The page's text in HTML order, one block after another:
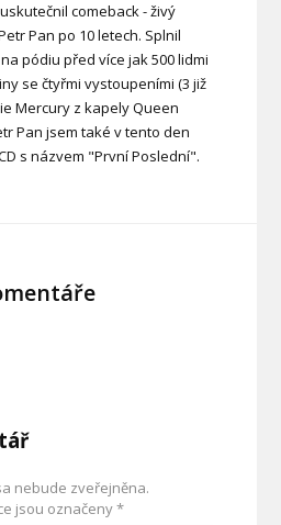
comeback - živý
Pan po 10 letech. Splnil
pódiu před více jak 500 lidmi
se čtyřmi vystoupeními (3 již
Mercury z kapely Queen
Pan jsem také v tento den
s názvem "První Poslední".
nebude zveřejněna.
jsou označeny*